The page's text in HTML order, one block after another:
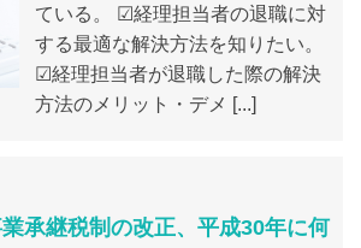
ている。 ☑経理担当者の退職に対
する最適な解決方法を知りたい。
☑経理担当者が退職した際の解決
方法のメリット・デメ [...]
承継税制の改正、平成30年に何